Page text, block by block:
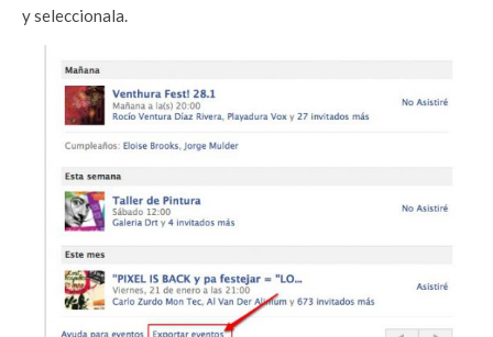
y seleccionala.